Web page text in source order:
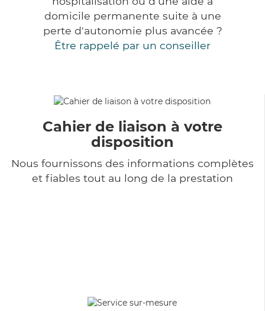
domicile permanente suite à une
perte d'autonomie plus avancée ?
Être rappelé par un conseiller
Cahier de liaison à votre
disposition
Nous fournissons des informations complètes
et fiables tout au long de la prestation